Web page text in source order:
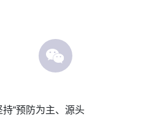
“预防为主、源头